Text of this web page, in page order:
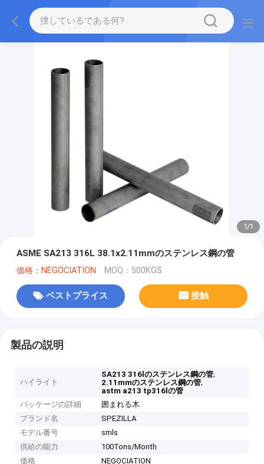
1/1
ASME SA213 316L 38.1x2.11mmのステンレス鋼の管
価格：NEGOCIATION MOQ：500KGS
ベストプライス 接触
製品の説明
ハイライト
SA213 316lのステンレス鋼の管,
2.11mmのステンレス鋼の管,
astm a213 tp316lの管
パッケージの詳細
囲まれる木
ブランド名
SPEZILLA
モデル番号
smls
供給の能力
100Tons/Month
価格
NEGOCIATION